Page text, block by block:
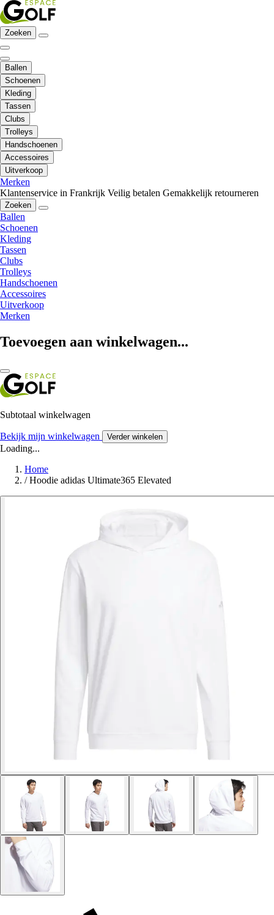
Zoeken
Ballen
Schoenen
Kleding
Tassen
Clubs
Trolleys
Handschoenen
Accessoires
Uitverkoop
Merken
Klantenservice in Frankrijk Veilig betalen Gemakkelijk retourneren
Zoeken
Ballen
Schoenen
Kleding
Tassen
Clubs
Trolleys
Handschoenen
Accessoires
Uitverkoop
Merken
Toevoegen aan winkelwagen...
Subtotaal winkelwagen
Bekijk mijn winkelwagen Verder winkelen
Loading...
Home
/ Hoodie adidas Ultimate365 Elevated